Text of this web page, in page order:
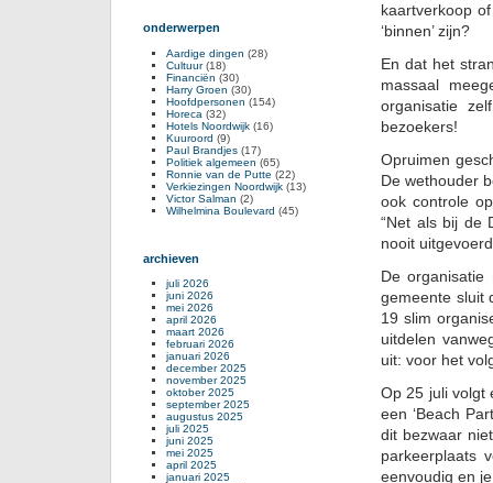
kaartverkoop
‘binnen’ zijn?
En dat het
massaal
organisatie
bezoekers!
Opruimen
De wethouder
ook controle
“Net als bij de
nooit
De organisatie
gemeente sluit
19 slim
uitdelen
uit: voor het
Op 25 juli volgt
een ‘Beach
dit bezwaar
parkeerplaats
eenvoudig en
onderwerpen
Aardige dingen (28)
Cultuur(18)
Financiën (30)
Harry Groen (30)
Hoofdpersonen (154)
Horeca (32)
Hotels Noordwijk (16)
Kuuroord (9)
Paul Brandjes (17)
Politiek algemeen (65)
Ronnie van de Putte (22)
Verkiezingen Noordwijk (13)
Victor Salman (2)
Wilhelmina Boulevard (45)
archieven
juli 2026
juni 2026
mei 2026
april 2026
maart 2026
februari 2026
januari 2026
december 2025
november 2025
oktober 2025
september 2025
augustus 2025
juli 2025
juni 2025
mei 2025
april 2025
januari 2025